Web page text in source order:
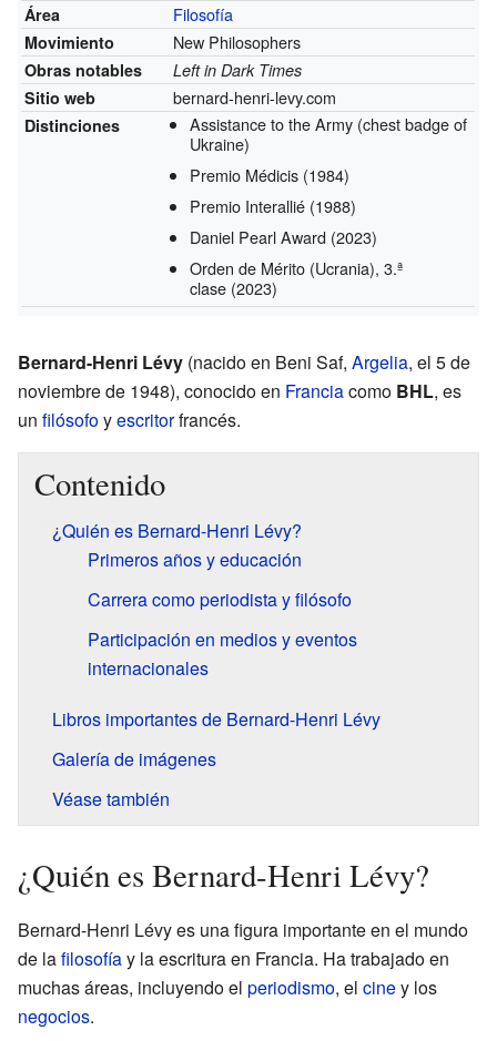
Área Filosofía
Movimiento New Philosophers
Obras notables
Left in Dark Times
Sitio web
bernard-henri-levy.com
Distinciones
Assistance to the Army (chest badge of
Ukraine)
Premio Médicis (1984)
Premio Interallié (1988)
Daniel Pearl Award (2023)
Orden de Mérito (Ucrania), 3.ª
clase (2023)
Bernard-Henri Lévy (nacido en Beni Saf, Argelia, el 5 de
noviembre de 1948), conocido en Franciacomo BHL, es
un filósofoyescritorfrancés.
Contenido
¿Quién es Bernard-Henri Lévy?
Primeros años y educación
Carrera como periodista y filósofo
Participación en medios y eventos
internacionales
Libros importantes de Bernard-Henri Lévy
Galería de imágenes
Véase también
¿Quién es Bernard-Henri Lévy?
Bernard-Henri Lévy es una figura importante en el mundo
de lafilosofíay la escritura en Francia. Ha trabajado en
muchas áreas, incluyendo el periodismo, el ciney los
negocios.